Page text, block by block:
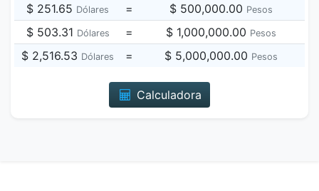
$ 251.65 Dólares = $ 500,000.00 Pesos
$ 503.31 Dólares = $ 1,000,000.00 Pesos
$ 2,516.53 Dólares = $ 5,000,000.00 Pesos
Calculadora